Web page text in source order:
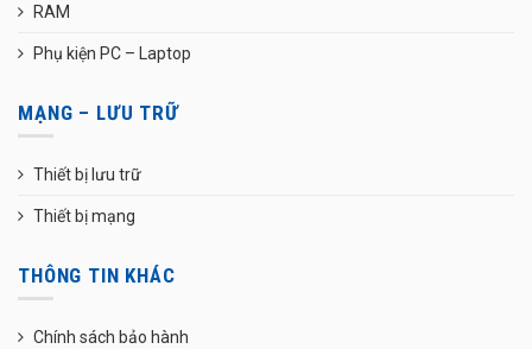
RAM
Phụ kiện PC – Laptop
MẠNG – LƯU TRỮ
Thiết bị lưu trữ
Thiết bị mạng
THÔNG TIN KHÁC
Chính sách bảo hành